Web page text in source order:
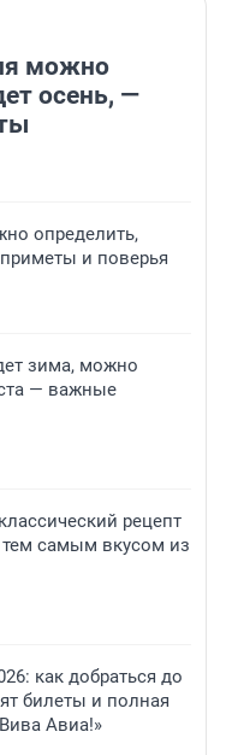
можно
осень, —
определить,
и поверья
зима, можно
— важные
рецепт
самым вкусом из
как добраться до
билеты и полная
Авиа!»